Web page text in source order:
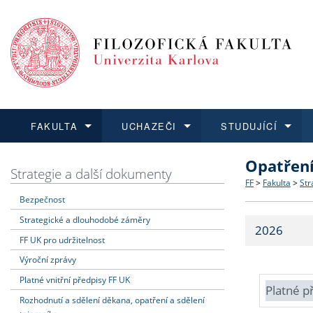
FAKULTA
Dozvědět se více
Struktura
Strategie
Fakultní
UCHAZEČI
Podat přihlášku
Co
Učitelské
STUDUJÍCÍ
Dozvědět se více
Dozvědět se více
O vědě a
Dozvědět se více
Aktuální
Strategie a další dokumenty
Bezpečnost
Strategické a dlouhodobé záměry
FF UK pro udržitelnost
Výroční zprávy
Platné vnitřní předpisy FF UK
Rozhodnutí a sdělení děkana, opatření a sdělení
FF > Fakulta >
2026
Platné